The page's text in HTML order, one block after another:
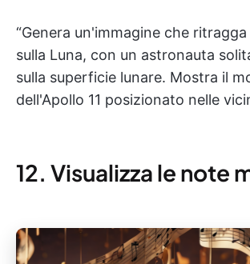
“Genera un'immagine che
sulla Luna, con un astronauta
sulla superficie lunare. Mostra il
dell'Apollo 11 posizionato nelle
12. Visualizza le note